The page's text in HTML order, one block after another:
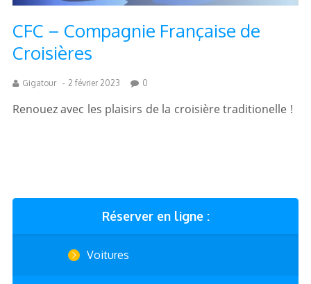
Réserver en ligne :
Voitures
CFC – Compagnie Française de
Croisières
Gigatour - 2 février 2023 0
Renouez avec les plaisirs de la croisière traditionelle !